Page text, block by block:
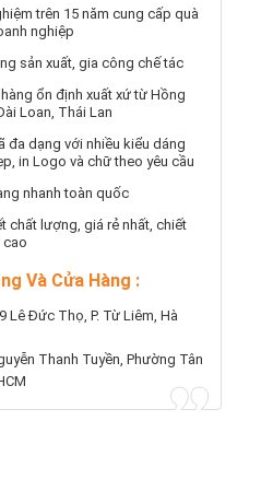
trên 15 năm cung cấp quà
nghiệp
sản xuất, gia công chế tác
ổn định xuất xứ từ Hồng
Loan, Thái Lan
đa dạng với nhiều kiểu dáng
in Logo và chữ theo yêu cầu
nhanh toàn quốc
chất lượng, giá rẻ nhất, chiết
cao
Và Cửa Hàng :
Lê Đức Thọ, P. Từ Liêm, Hà
Thanh Tuyền, Phường Tân